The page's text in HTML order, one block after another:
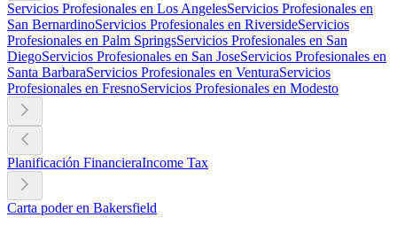
Servicios Profesionales en Los AngelesServicios Profesionales en
San BernardinoServicios Profesionales en RiversideServicios
Profesionales en Palm SpringsServicios Profesionales en San
DiegoServicios Profesionales en San JoseServicios Profesionales en
Santa BarbaraServicios Profesionales en VenturaServicios
Profesionales en FresnoServicios Profesionales en Modesto
Planificación FinancieraIncome Tax
Carta poder en Bakersfield